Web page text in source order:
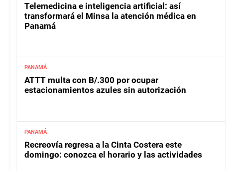
Telemedicina e inteligencia artificial: así
transformará el Minsa la atención médica en
Panamá
PANAMÁ
ATTT multa con B/.300 por ocupar
estacionamientos azules sin autorización
PANAMÁ
Recreovía regresa a la Cinta Costera este
domingo: conozca el horario y las actividades